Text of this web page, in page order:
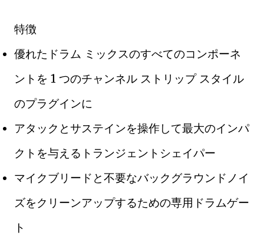
特徴
優れたドラム ミックスのすべてのコンポーネ
ントを 1 つのチャンネル ストリップ スタイル
のプラグインに
アタックとサステインを操作して最大のインパ
クトを与えるトランジェントシェイパー
マイクブリードと不要なバックグラウンドノイ
ズをクリーンアップするための専用ドラムゲー
ト